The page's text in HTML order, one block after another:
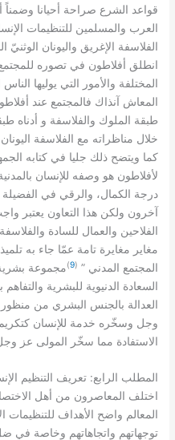
قواعد الشرع صراحة أحيانا وضمناً
العرب والمسلمين للتنظيمات
الفلاسفة الإغريق واليونان
انطلق أفلاطون في تصوره
المختلفة والأمور التي يوليها
المعاش آنذاك فالمجتمع عند
طبقة الملوك والفلاسفة و أدناه
خلال مناظراته مع الفلاسفة
كما ويتضح ذلك جليا في كتابه
لأفلاطون هو وصفه للإنسان
درجة الكمال، والرقي في
آخرون ولكن هذا التعاون يعتبر
الفلاحين والعمال للسادة
مغاير مغايرة تامة عمّا جاء به
المجتمع المدني”
(
9
)مجموعة
السعادة الدنيوية للبشرية والتفاهم
العدالة بالجنس البشري من منظور
وجل وسخّره خدمة للإنسان
الاستفادة مما سخّر المولى عز
المطلب الرابع:تعريف التنظيم
اختلف المعاصرون من أهل
المعالم واضح الأهداف للتنظيمات
توجهاتهم واتجاهاتهم وخاصة في